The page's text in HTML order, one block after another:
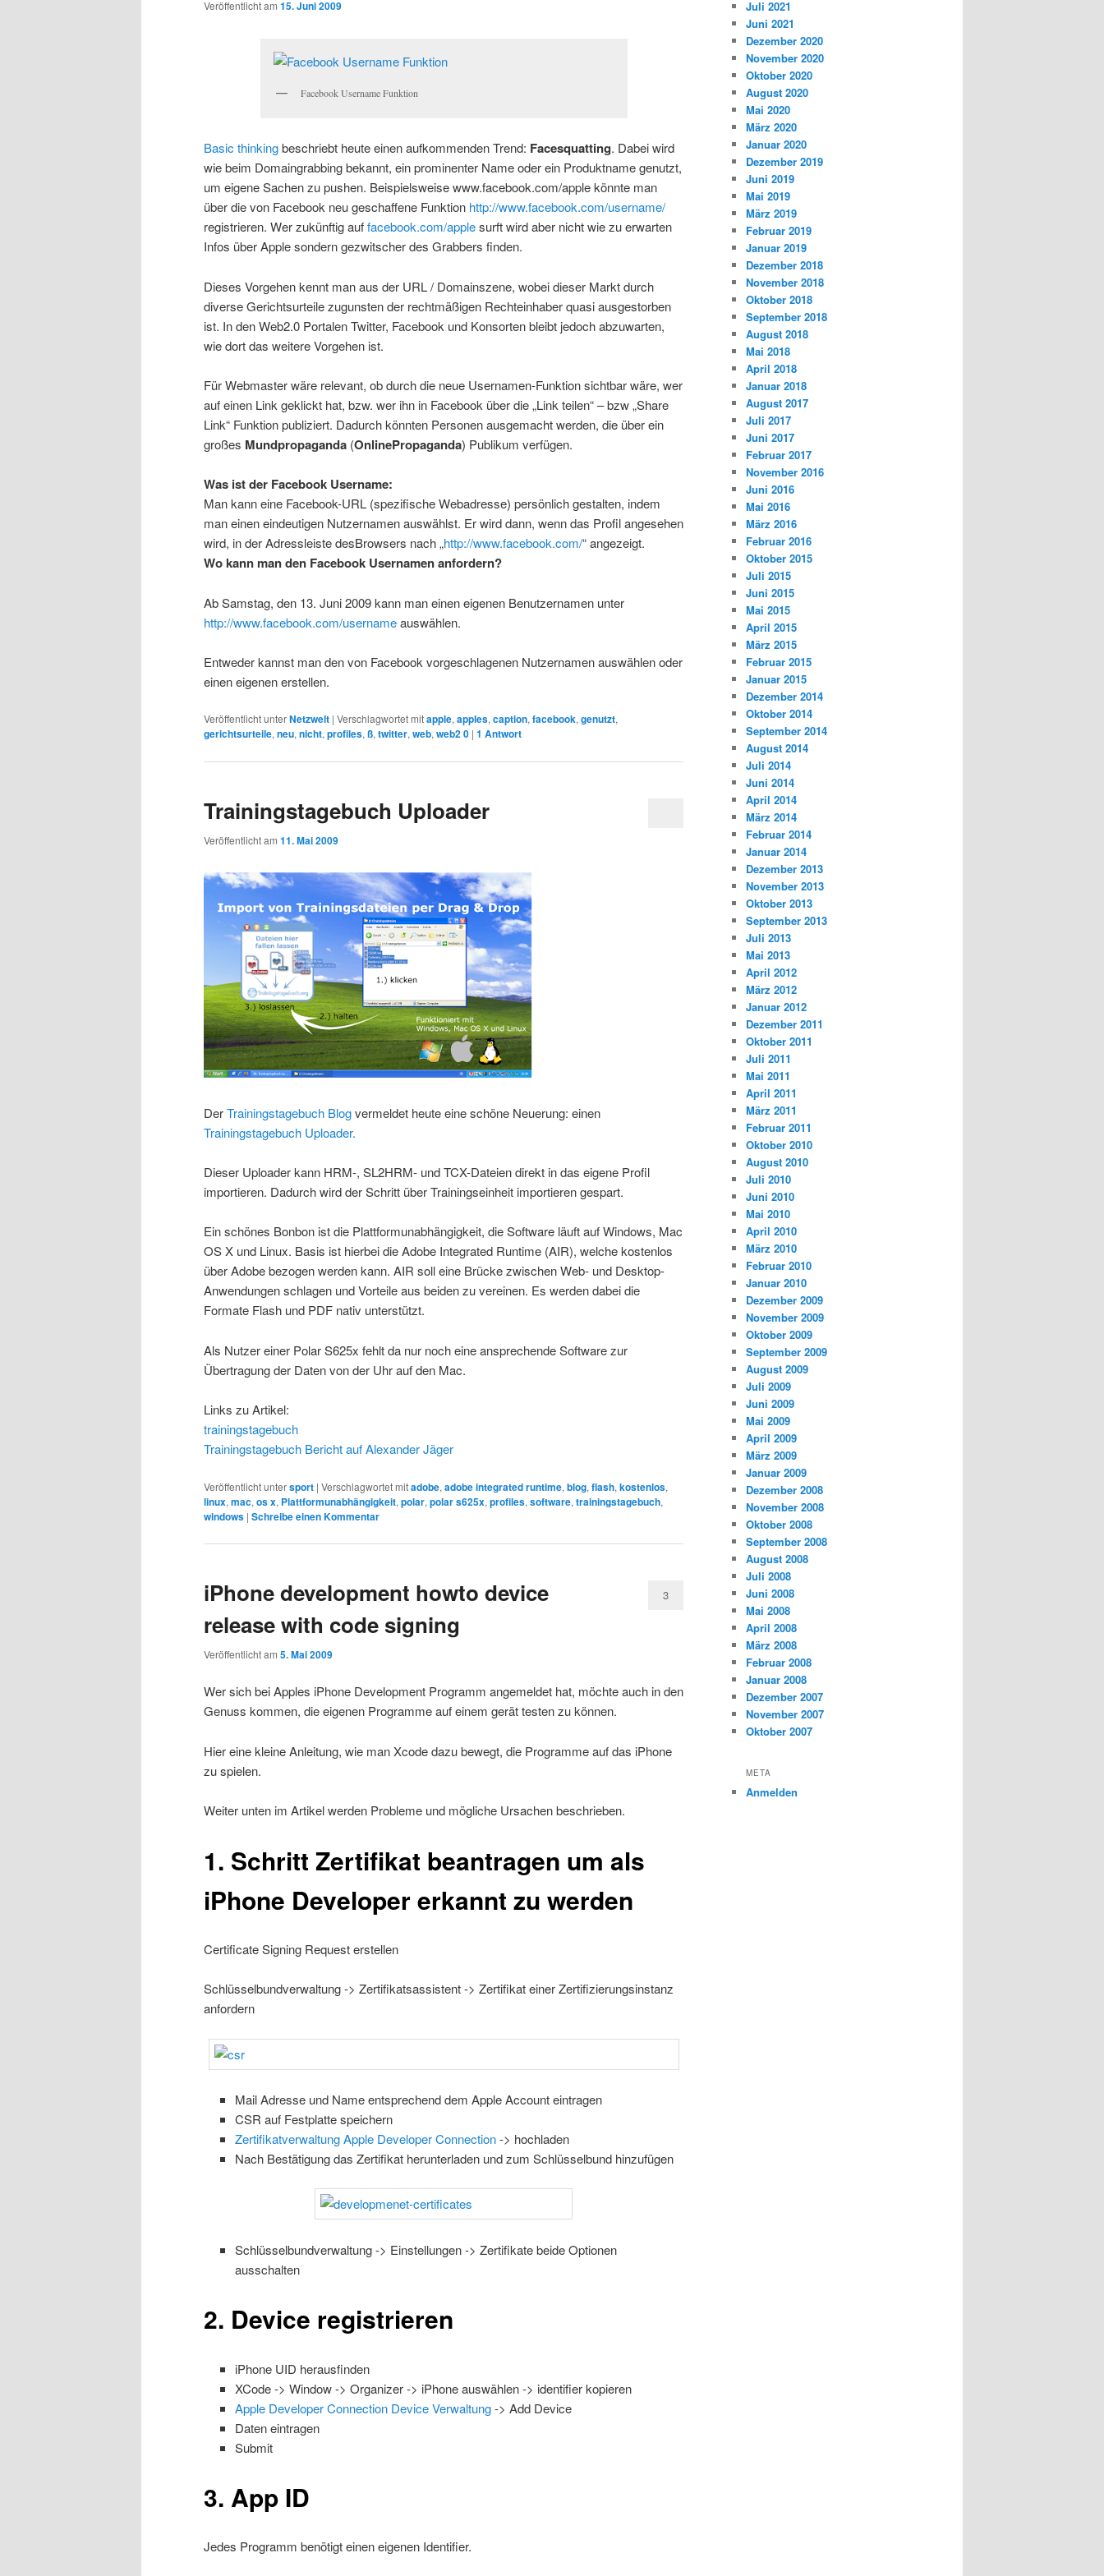
Veröffentlicht am 15. Juni 2009
Facebook Username Funktion
Basic thinkingbeschriebt heute einen aufkommenden Trend: Facesquatting. Dabei wird
wie beim Domaingrabbing bekannt, ein prominenter Name oder ein Produktname genutzt,
um eigene Sachen zu pushen. Beispielsweise www.facebook.com/apple könnte man
über die von Facebook neu geschaffene Funktion http://www.facebook.com/username/
registrieren. Wer zukünftig auffacebook.com/applesurft wird aber nicht wie zu erwarten
Infos über Apple sondern gezwitscher des Grabbers finden.
Dieses Vorgehen kennt man aus der URL / Domainszene, wobei dieser Markt durch
diverse Gerichtsurteile zugunsten der rechtmäßigen Rechteinhaber quasi ausgestorben
ist. In den Web2.0 Portalen Twitter, Facebook und Konsorten bleibt jedoch abzuwarten,
wie dort das weitere Vorgehen ist.
Für Webmaster wäre relevant, ob durch die neue Usernamen-Funktion sichtbar wäre, wer
auf einen Link geklickt hat, bzw. wer ihn in Facebook über die „Link teilen“ – bzw „Share
Link“ Funktion publiziert. Dadurch könnten Personen ausgemacht werden, die über ein
großes Mundpropaganda (OnlinePropaganda) Publikum verfügen.
Was ist der Facebook Username:
Man kann eine Facebook-URL (spezifische Webadresse) persönlich gestalten, indem
man einen eindeutigen Nutzernamen auswählst. Er wird dann, wenn das Profil angesehen
wird, in der Adressleiste desBrowsers nach „http://www.facebook.com/“ angezeigt.
Wo kann man den Facebook Usernamen anfordern?
Ab Samstag, den 13. Juni 2009 kann man einen eigenen Benutzernamen unter
http://www.facebook.com/usernameauswählen.
Entweder kannst man den von Facebook vorgeschlagenen Nutzernamen auswählen oder
einen eigenen erstellen.
Veröffentlicht unterNetzwelt | Verschlagwortet mitapple, apples, caption, facebook, genutzt,
gerichtsurteile, neu, nicht, profiles, ß, twitter, web, web2 0 | 1 Antwort
Trainingstagebuch Uploader
Veröffentlicht am 11. Mai 2009
DerTrainingstagebuch Blogvermeldet heute eine schöne Neuerung: einen
Trainingstagebuch Uploader.
Dieser Uploader kann HRM-, SL2HRM- und TCX-Dateien direkt in das eigene Profil
importieren. Dadurch wird der Schritt über Trainingseinheit importieren gespart.
Ein schönes Bonbon ist die Plattformunabhängigkeit, die Software läuft auf Windows, Mac
OS X und Linux. Basis ist hierbei die Adobe Integrated Runtime (AIR), welche kostenlos
über Adobe bezogen werden kann. AIR soll eine Brücke zwischen Web- und Desktop-
Anwendungen schlagen und Vorteile aus beiden zu vereinen. Es werden dabei die
Formate Flash und PDF nativ unterstützt.
Als Nutzer einer Polar S625x fehlt da nur noch eine ansprechende Software zur
Übertragung der Daten von der Uhr auf den Mac.
Links zu Artikel:
trainingstagebuch
Trainingstagebuch Bericht auf Alexander Jäger
Veröffentlicht untersport | Verschlagwortet mitadobe, adobe integrated runtime, blog, flash, kostenlos,
linux, mac, os x, Plattformunabhängigkeit, polar, polar s625x, profiles, software, trainingstagebuch,
windows | Schreibe einen Kommentar
iPhone development howto device
release with code signing
Veröffentlicht am 5. Mai 2009
3
Wer sich bei Apples iPhone Development Programm angemeldet hat, möchte auch in den
Genuss kommen, die eigenen Programme auf einem gerät testen zu können.
Hier eine kleine Anleitung, wie man Xcode dazu bewegt, die Programme auf das iPhone
zu spielen.
Weiter unten im Artikel werden Probleme und mögliche Ursachen beschrieben.
1. Schritt Zertifikat beantragen um als
iPhone Developer erkannt zu werden
Certificate Signing Request erstellen
Schlüsselbundverwaltung -> Zertifikatsassistent -> Zertifikat einer Zertifizierungsinstanz
anfordern
Mail Adresse und Name entsprechend dem Apple Account eintragen
CSR auf Festplatte speichern
Zertifikatverwaltung Apple Developer Connection-> hochladen
Nach Bestätigung das Zertifikat herunterladen und zum Schlüsselbund hinzufügen
Schlüsselbundverwaltung -> Einstellungen -> Zertifikate beide Optionen
ausschalten
2. Device registrieren
iPhone UID herausfinden
XCode -> Window -> Organizer -> iPhone auswählen -> identifier kopieren
Apple Developer Connection Device Verwaltung-> Add Device
Daten eintragen
Submit
3. App ID
Jedes Programm benötigt einen eigenen Identifier.
Juli 2021
Juni 2021
Dezember 2020
November 2020
Oktober 2020
August 2020
Mai 2020
März 2020
Januar 2020
Dezember 2019
Juni 2019
Mai 2019
März 2019
Februar 2019
Januar 2019
Dezember 2018
November 2018
Oktober 2018
September 2018
August 2018
Mai 2018
April 2018
Januar 2018
August 2017
Juli 2017
Juni 2017
Februar 2017
November 2016
Juni 2016
Mai 2016
März 2016
Februar 2016
Oktober 2015
Juli 2015
Juni 2015
Mai 2015
April 2015
März 2015
Februar 2015
Januar 2015
Dezember 2014
Oktober 2014
September 2014
August 2014
Juli 2014
Juni 2014
April 2014
März 2014
Februar 2014
Januar 2014
Dezember 2013
November 2013
Oktober 2013
September 2013
Juli 2013
Mai 2013
April 2012
März 2012
Januar 2012
Dezember 2011
Oktober 2011
Juli 2011
Mai 2011
April 2011
März 2011
Februar 2011
Oktober 2010
August 2010
Juli 2010
Juni 2010
Mai 2010
April 2010
März 2010
Februar 2010
Januar 2010
Dezember 2009
November 2009
Oktober 2009
September 2009
August 2009
Juli 2009
Juni 2009
Mai 2009
April 2009
März 2009
Januar 2009
Dezember 2008
November 2008
Oktober 2008
September 2008
August 2008
Juli 2008
Juni 2008
Mai 2008
April 2008
März 2008
Februar 2008
Januar 2008
Dezember 2007
November 2007
Oktober 2007
META
Anmelden